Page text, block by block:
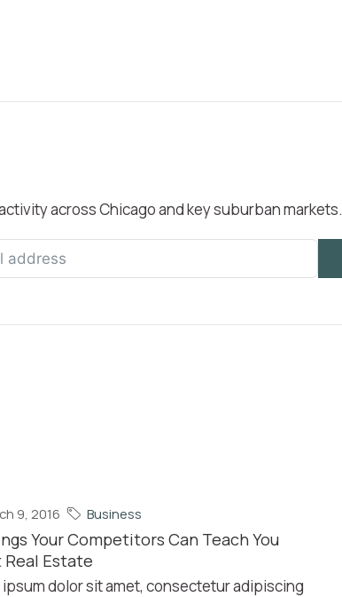
across Chicago and key suburban markets.
9, 2016 Business
Your Competitors Can Teach You
Real Estate
ipsum dolor sit amet, consectetur adipiscing